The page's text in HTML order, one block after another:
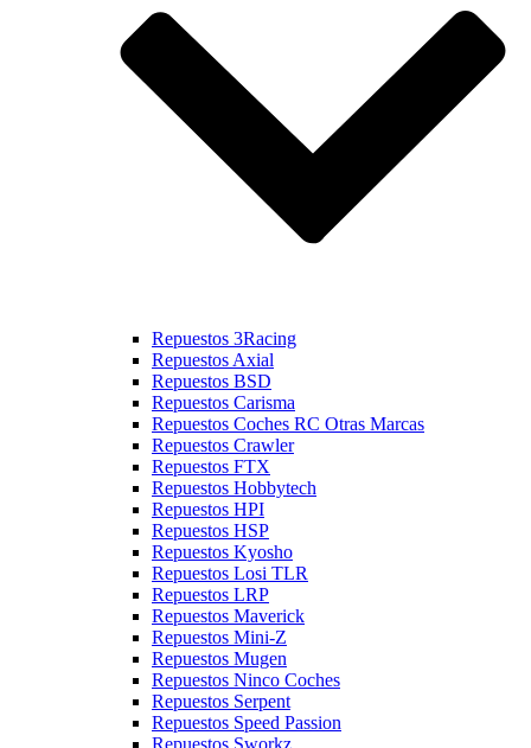
Repuestos 3Racing
Repuestos Axial
Repuestos BSD
Repuestos Carisma
Repuestos Coches RC Otras Marcas
Repuestos Crawler
Repuestos FTX
Repuestos Hobbytech
Repuestos HPI
Repuestos HSP
Repuestos Kyosho
Repuestos Losi TLR
Repuestos LRP
Repuestos Maverick
Repuestos Mini-Z
Repuestos Mugen
Repuestos Ninco Coches
Repuestos Serpent
Repuestos Speed Passion